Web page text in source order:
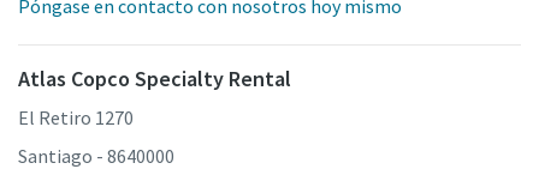
Póngase en contacto con nosotros hoy mismo
Atlas Copco Specialty Rental
El Retiro 1270
Santiago - 8640000